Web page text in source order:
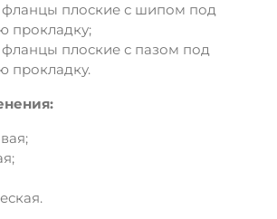
фланцы плоские с шипом под
прокладку;
плоские с пазом под
прокладку.